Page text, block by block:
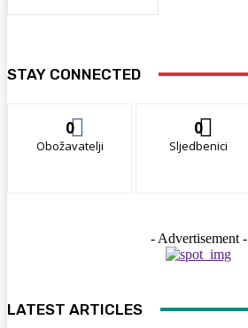
STAY CONNECTED
0
Obožavatelji
0
Sljedbenici
- Advertisement -
LATEST ARTICLES